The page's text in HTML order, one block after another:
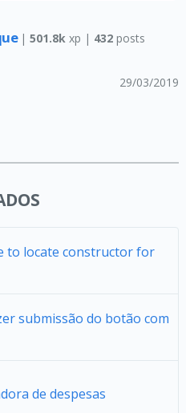
|501.8k xp | 432 posts
29/03/2019
to locate constructor for
submissão do botão com
de despesas